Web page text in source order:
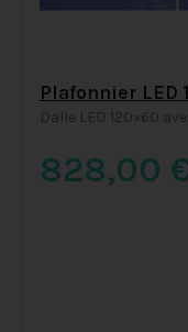
Plafonnier LED
Dalle LED 120×60
828,00